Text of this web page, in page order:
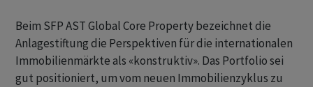
Beim SFP AST Global Core Property bezeichnet die
Anlagestiftung die Perspektiven für die internationalen
Immobilienmärkte als «konstruktiv». Das Portfolio sei
gut positioniert, um vom neuen Immobilienzyklus zu